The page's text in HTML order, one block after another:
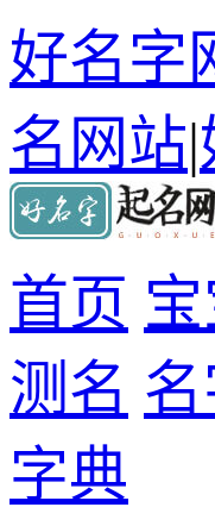
好名字
名网站|
首页
测名
字典